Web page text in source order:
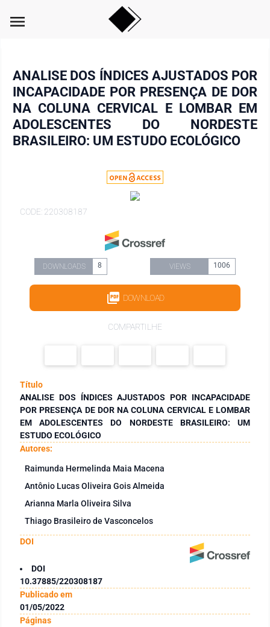
menu
ANALISE DOS ÍNDICES AJUSTADOS POR
INCAPACIDADE POR PRESENÇA DE DOR
NA COLUNA CERVICAL E LOMBAR EM
ADOLESCENTES DO NORDESTE
BRASILEIRO: UM ESTUDO ECOLÓGICO
CODE: 220308187
DOWNLOADS 8 VIEWS 1006
DOWNLOAD
COMPARTILHE
Título
ANALISE DOS ÍNDICES AJUSTADOS POR INCAPACIDADE
POR PRESENÇA DE DOR NA COLUNA CERVICAL E LOMBAR
EM ADOLESCENTES DO NORDESTE BRASILEIRO: UM
ESTUDO ECOLÓGICO
Autores:
Raimunda Hermelinda Maia Macena
Antônio Lucas Oliveira Gois Almeida
Arianna Marla Oliveira Silva
Thiago Brasileiro de Vasconcelos
DOI
DOI
10.37885/220308187
Publicado em
01/05/2022
Páginas